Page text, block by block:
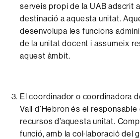
serveis propi de laUAB adscrit
destinació aaquesta unitat.
desenvolupa les funcions
de la unitat docent i assumeix
aquest àmbit.
El coordinador o coordinadora
Vall d’Hebron és elresponsable
recursos d’aquesta unitat.
funció, amb lacol·laboració del